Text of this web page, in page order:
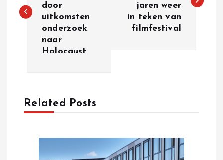
s
v
door
uitkomsten
onderzoek
naar
Holocaust
jaren weer
in teken van
filmfestival
Related Posts